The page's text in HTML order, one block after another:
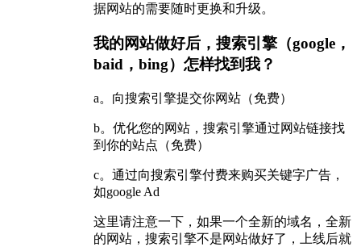
据网站的需要随时更换和升级。
我的网站做好后，搜索引擎（google，
baid，bing）怎样找到我？
a。向搜索引擎提交你网站（免费）
b。优化您的网站，搜索引擎通过网站链接找
到你的站点（免费）
c。通过向搜索引擎付费来购买关键字广告，
如google Ad
这里请注意一下，如果一个全新的域名，全新
的网站，搜索引擎不是网站做好了，上线后就